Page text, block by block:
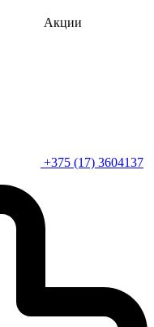
Акции
+375 (17) 3604137